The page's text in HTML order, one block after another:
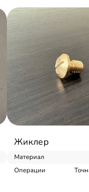
Жиклер
Материал
Операции